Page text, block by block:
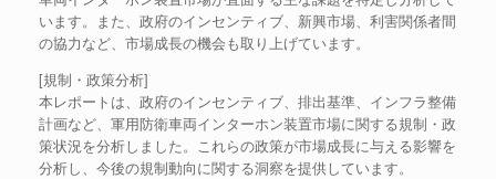
います。また、政府のインセンティブ、新興市場、利害関係者間
の協力など、市場成長の機会も取り上げています。
[規制・政策分析]
本レポートは、政府のインセンティブ、排出基準、インフラ整備
計画など、軍用防衛車両インターホン装置市場に関する規制・政
策状況を分析しました。これらの政策が市場成長に与える影響を
分析し、今後の規制動向に関する洞察を提供しています。